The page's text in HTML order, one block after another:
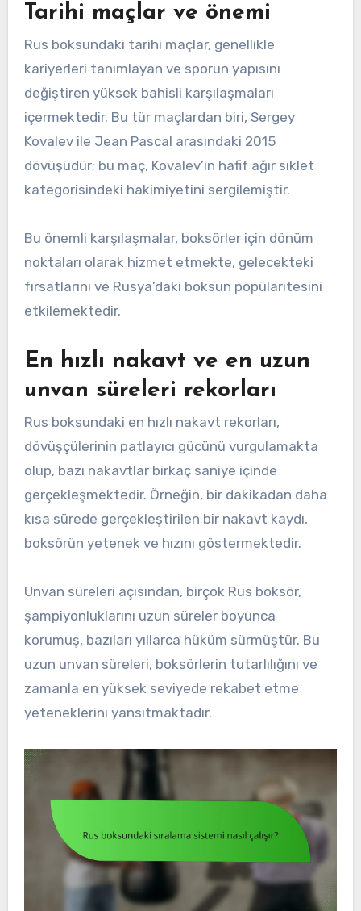
Tarihi maçlar ve önemi
Rus boksundaki tarihi maçlar, genellikle
kariyerleri tanımlayan ve sporun yapısını
değiştiren yüksek bahisli karşılaşmaları
içermektedir. Bu tür maçlardan biri, Sergey
Kovalev ile Jean Pascal arasındaki 2015
dövüşüdür; bu maç, Kovalev’in hafif ağır sıklet
kategorisindeki hakimiyetini sergilemiştir.
Bu önemli karşılaşmalar, boksörler için dönüm
noktaları olarak hizmet etmekte, gelecekteki
fırsatlarını ve Rusya’daki boksun popülaritesini
etkilemektedir.
En hızlı nakavt ve en uzun
unvan süreleri rekorları
Rus boksundaki en hızlı nakavt rekorları,
dövüşçülerinin patlayıcı gücünü vurgulamakta
olup, bazı nakavtlar birkaç saniye içinde
gerçekleşmektedir. Örneğin, bir dakikadan daha
kısa sürede gerçekleştirilen bir nakavt kaydı,
boksörün yetenek ve hızını göstermektedir.
Unvan süreleri açısından, birçok Rus boksör,
şampiyonluklarını uzun süreler boyunca
korumuş, bazıları yıllarca hüküm sürmüştür. Bu
uzun unvan süreleri, boksörlerin tutarlılığını ve
zamanla en yüksek seviyede rekabet etme
yeteneklerini yansıtmaktadır.